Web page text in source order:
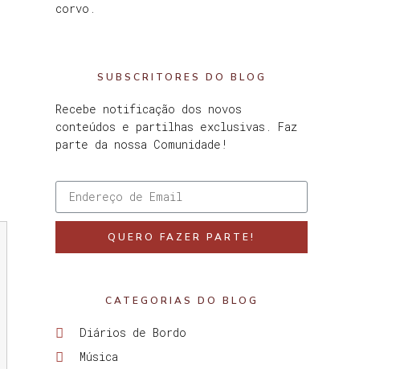
corvo.
SUBSCRITORES DO BLOG
Recebe notificação dos novos
conteúdos e partilhas exclusivas. Faz
parte da nossa Comunidade!
QUERO FAZER PARTE!
CATEGORIAS DO BLOG
Diários de Bordo
Música